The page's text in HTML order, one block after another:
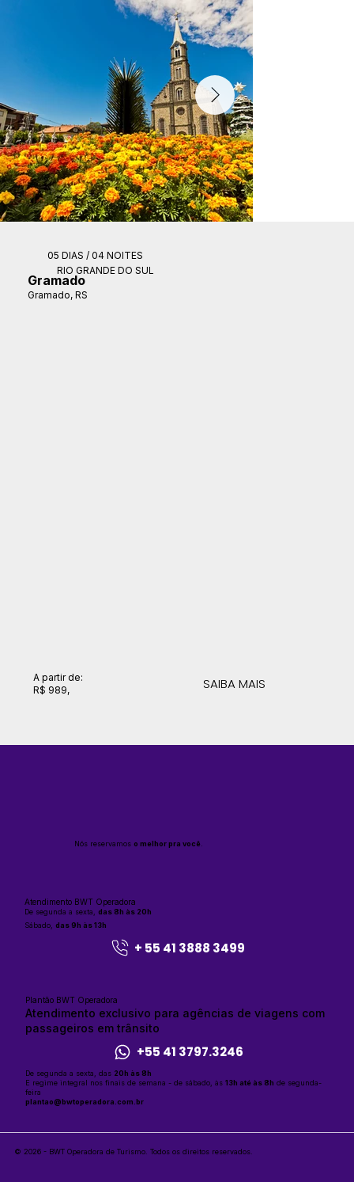
A partir de:
R$ 989,
SAIBA MAIS
05 DIAS / 04 NOITES
Gramado
Gramado, RS
RIO GRANDE DO SUL
Nós reservamoso melhor pra você
Atendimento BWT Operadora
De segunda a sexta,das 8h às 20h
Sábado,das 9h às 13h
+ 55 41 3888 3499
Plantão BWT Operadora
Atendimento exclusivo para agências de viagens com
passageiros em trânsito
De segunda a sexta, das 20h às 8h
E regime integral nos finais de semana - de sábado, às 13h até às 8h de segunda-
feira
plantao@bwtoperadora.com.br
+55 41 3797.3246
© 2026 - BWT Operadora de Turismo. Todos os direitos reservados.